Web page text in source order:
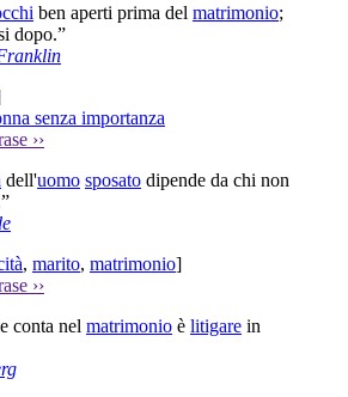
ben aperti prima del matrimonio;
dopo.”
senza importanza
››
dell'uomo sposato dipende da chi non
, marito, matrimonio]
››
conta nel matrimonio è litigare in